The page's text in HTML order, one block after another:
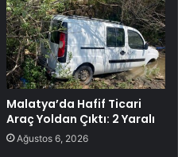
Malatya’da Hafif Ticari
Araç Yoldan Çıktı: 2 Yaralı
Ağustos 6, 2026